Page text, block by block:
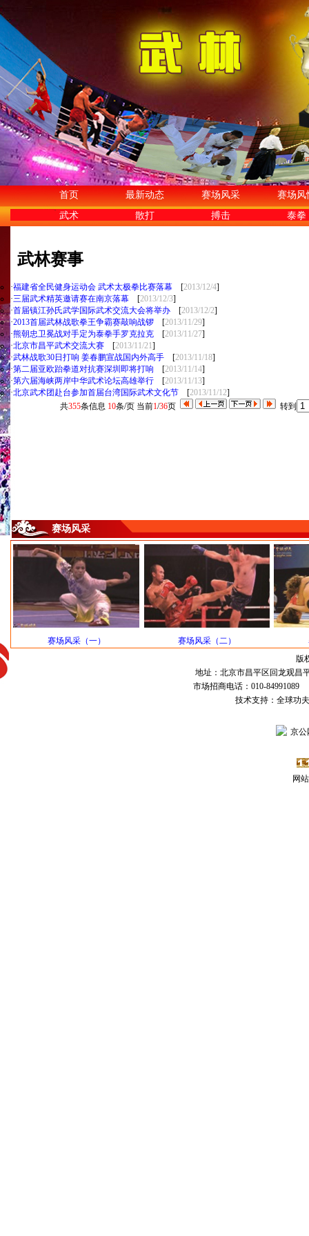
首页 最新动态 赛场风采
赛场风
武术
散打 搏击 泰拳
武林赛事
·福建省全民健身运动会 武术太极拳比赛落幕 [2013/12/4]
·三届武术精英邀请赛在南京落幕 [2013/12/3]
·首届镇江孙氏武学国际武术交流大会将举办 [2013/12/2]
·2013首届武林战歌拳王争霸赛敲响战锣 [2013/11/29]
·熊朝忠卫冕战对手定为泰拳手罗克拉克 [2013/11/27]
·北京市昌平武术交流大赛 [2013/11/21]
·武林战歌30日打响 姜春鹏宣战国内外高手 [2013/11/18]
·第二届亚欧跆拳道对抗赛深圳即将打响 [2013/11/14]
·第六届海峡两岸中华武术论坛高雄举行 [2013/11/13]
·北京武术团赴台参加首届台湾国际武术文化节 [2013/11/12]
共355条信息 10条/页 当前1/36页 转到
赛场风采
赛场风采（一） 赛场风采（二）
版
地址：北京市昌平区回龙观昌
市场招商电话：010-84991089
技术支持：全球
京公
网